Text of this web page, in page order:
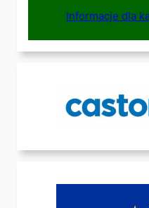
Informacje dla